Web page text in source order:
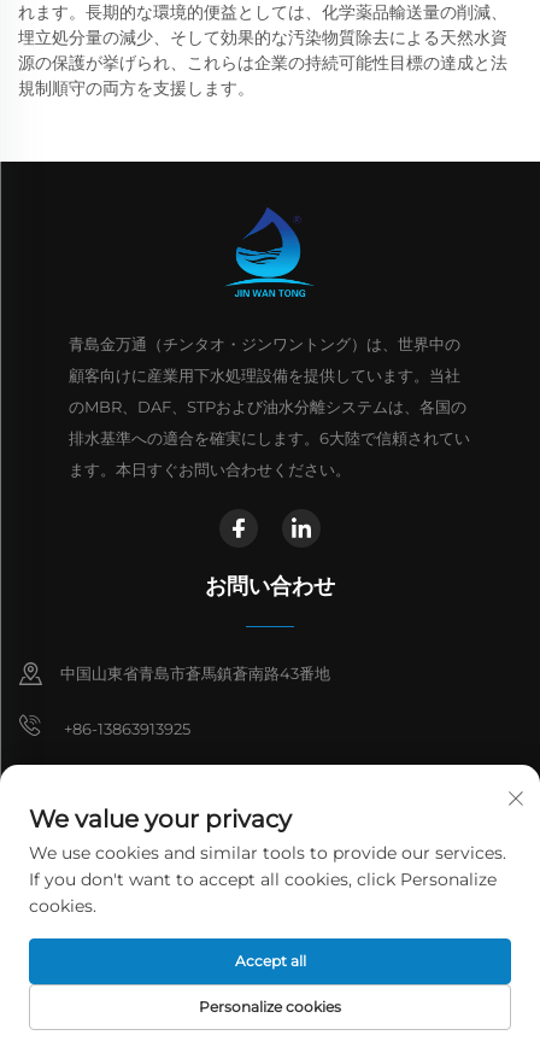
れます。長期的な環境的便益としては、化学薬品輸送量の削減、
埋立処分量の減少、そして効果的な汚染物質除去による天然水資
源の保護が挙げられ、これらは企業の持続可能性目標の達成と法
規制順守の両方を支援します。
青島金万通（チンタオ・ジンワントング）は、世界中の
顧客向けに産業用下水処理設備を提供しています。当社
のMBR、DAF、STPおよび油水分離システムは、各国の
排水基準への適合を確実にします。6大陸で信頼されてい
ます。本日すぐお問い合わせください。
お問い合わせ
中国山東省青島市蒼馬鎮蒼南路43番地
+86-13863913925
[email protected]
[email protected]
Copyright © 2026 青島金万通環境科学技術有限公司。全著作権所有。
ライバシーポリシー
We value your privacy
We use cookies and similar tools to provide our services.
If you don't want to accept all cookies, click Personalize
cookies.
Personalize cookies
Accept all